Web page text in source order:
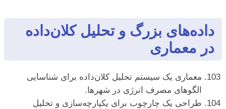
داده‌های بزرگ و تحلیل کلان‌داده
در معماری
معماری یک سیستم تحلیل کلان‌داده برای شناسایی
الگوهای مصرف انرژی در شهرها.
طراحی یک چارچوب برای یکپارچه‌سازی و تحلیل